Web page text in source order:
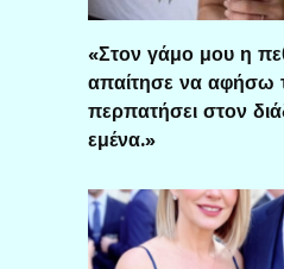
«Στον γάμο μου η
απαίτησε να αφήσω
περπατήσει στον
εμένα.»